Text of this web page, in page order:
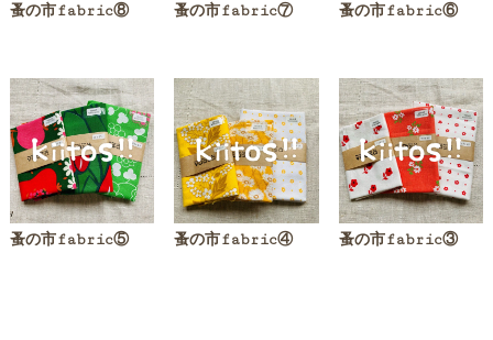
蚤の市fabric⑧ 蚤の市fabric⑦ 蚤の市fabric⑥
蚤の市fabric⑤ 蚤の市fabric④ 蚤の市fabric③